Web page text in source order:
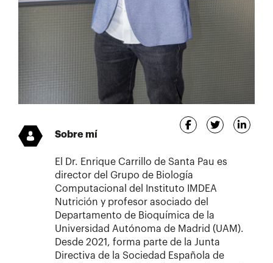
Sobre mí
El Dr. Enrique Carrillo de Santa Pau es
director del Grupo de Biología
Computacional del Instituto IMDEA
Nutrición y profesor asociado del
Departamento de Bioquímica de la
Universidad Autónoma de Madrid (UAM).
Desde 2021, forma parte de la Junta
Directiva de la Sociedad Española de